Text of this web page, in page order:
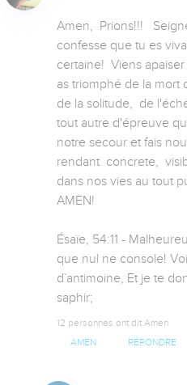
Amen,  Prions!!!
confesse que tu es
certaine!  Viens
as triomphé de la mort
de la solitude,  de
tout autre d'épreuve
notre secour et fais
rendant  concrete,
dans nos vies au tout
AMEN!
Ésaïe, 54:11 -
que nul ne console!
d`antimoine, Et je te
saphir;
12 personnes ont dit Amen
AMEN RÉPONDRE